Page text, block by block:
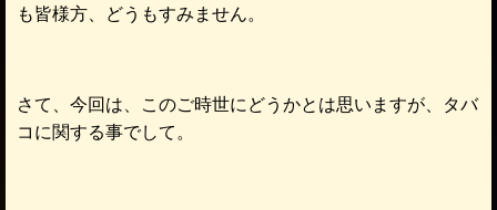
も皆様方、どうもすみません。
さて、今回は、このご時世にどうかとは思いますが、タバ
コに関する事でして。